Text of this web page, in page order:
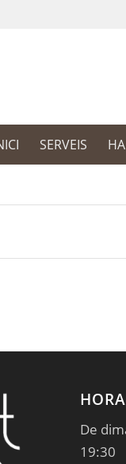
SERVEIS
De
19:30